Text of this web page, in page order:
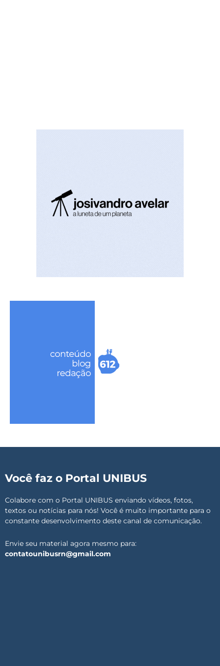
Você faz o Portal UNIBUS
Colabore com o Portal UNIBUS enviando vídeos, fotos,
textos ou notícias para nós! Você é muito importante para o
constante desenvolvimento deste canal de comunicação.
Envie seu material agora mesmo para:
contatounibusrn@gmail.com